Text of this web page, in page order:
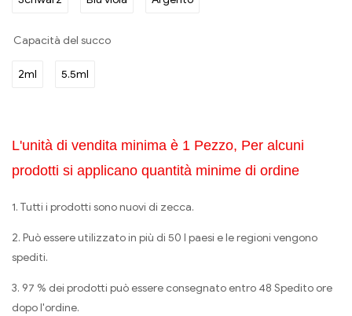
Capacità del succo
2ml 5.5ml
L'unità di vendita minima è 1 Pezzo, Per alcuni
prodotti si applicano quantità minime di ordine
1. Tutti i prodotti sono nuovi di zecca.
2. Può essere utilizzato in più di 50 I paesi e le regioni vengono
spediti.
3. 97 % dei prodotti può essere consegnato entro 48 Spedito ore
dopo l'ordine.